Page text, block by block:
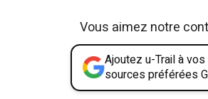
Vous aimez notre
Ajoutez u-Trail à vos
sources préférées